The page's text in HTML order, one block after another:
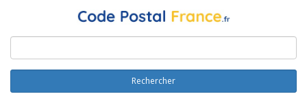
Rechercher